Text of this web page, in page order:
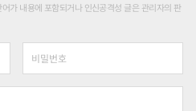
가 내용에 포함되거나 인신공격성 글은 관리자의 판